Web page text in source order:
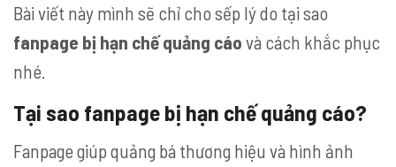
Bài viết này mình sẽ chỉ cho sếp lý do tại sao
fanpage bị hạn chế quảng cáo và cách khắc phục
nhé.
Tại sao fanpage bị hạn chế quảng cáo?
Fanpage giúp quảng bá thương hiệu và hình ảnh